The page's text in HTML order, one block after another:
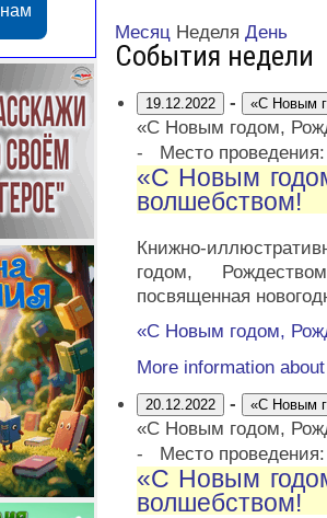
Напишите нам
Месяц Неделя День
События недели
19.12.2022 - «С Новым
«С Новым годом,
-
Место
«С Новым
волшебством!
Книжно-
годом,
посвященная
«С Новым годом,
More information
20.12.2022 - «С Новым
«С Новым годом,
-
Место
«С Новым
волшебством!